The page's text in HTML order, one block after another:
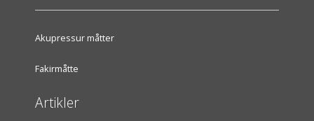
Akupressur måtter
Fakirmåtte
Artikler